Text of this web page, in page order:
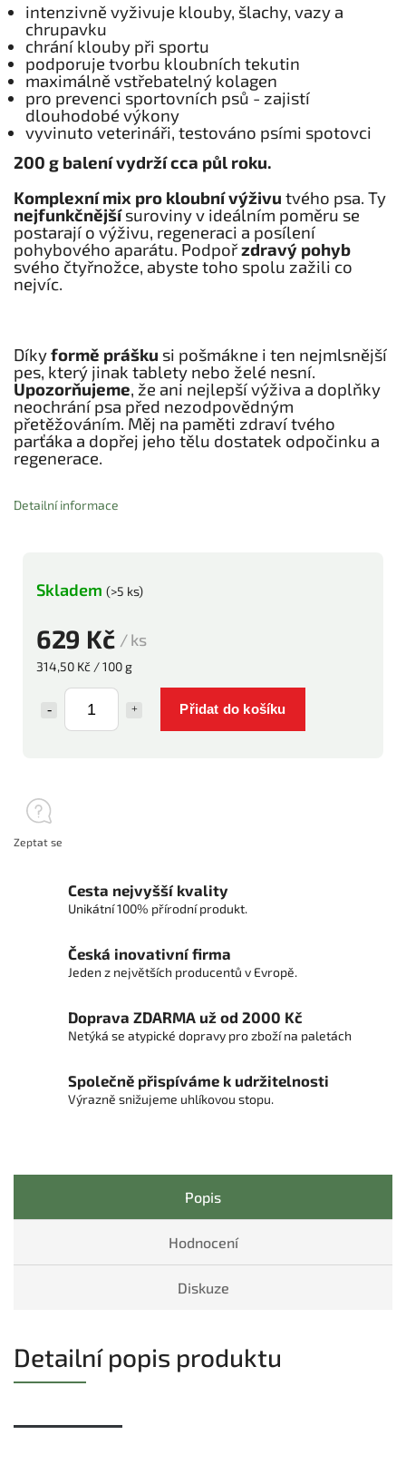
629 Kč / ks
314,50 Kč / 100 g
Přidat do košíku
Skladem (>5 ks)
intenzivně vyživuje klouby, šlachy, vazy a
chrupavku
chrání klouby při sportu
podporuje tvorbu kloubních tekutin
maximálně vstřebatelný kolagen
pro prevenci sportovních psů - zajistí
dlouhodobé výkony
vyvinuto veterináři, testováno psími spotovci
200 g balení vydrží cca půl roku.
Komplexní mix pro kloubní výživu tvého psa. Ty
nejfunkčnějšísuroviny v ideálním poměru se
postarají o výživu, regeneraci a posílení
pohybového aparátu. Podpořzdravý pohyb
svého čtyřnožce, abyste toho spolu zažili co
nejvíc.
Díkyformě prášku si pošmákne i ten nejmlsnější
pes, který jinak tablety nebo želé nesní.
Upozorňujeme, že ani nejlepší výživa a doplňky
neochrání psa před nezodpovědným
přetěžováním. Měj na paměti zdraví tvého
parťáka a dopřej jeho tělu dostatek odpočinku a
regenerace.
Detailní informace
Zeptat se
Cesta nejvyšší kvality
Unikátní 100% přírodní produkt.
Česká inovativní firma
Jeden z největších producentů v Evropě.
Doprava ZDARMA už od 2000 Kč
Netýká se atypické dopravy pro zboží na paletách
Společně přispíváme k udržitelnosti
Výrazně snižujeme uhlíkovou stopu.
Popis
Hodnocení
Diskuze
Detailní popis produktu